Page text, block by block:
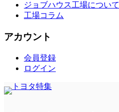
ジョブハウス工場について
工場コラム
アカウント
会員登録
ログイン